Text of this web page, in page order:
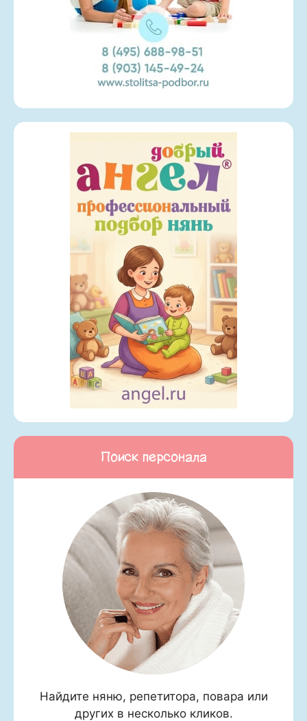
Поиск персонала
Найдите няню, репетитора, повара или
других в несколько кликов.